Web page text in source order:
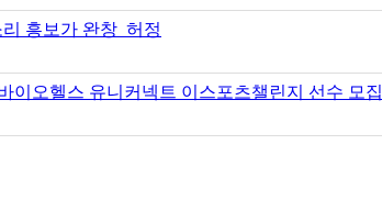
흥보가 완창_허정
이오헬스 유니커넥트 이스포츠챌린지 선수 모집